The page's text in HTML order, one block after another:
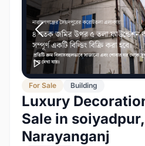
For Sale Building
Luxury
Sale in
Narayanganj